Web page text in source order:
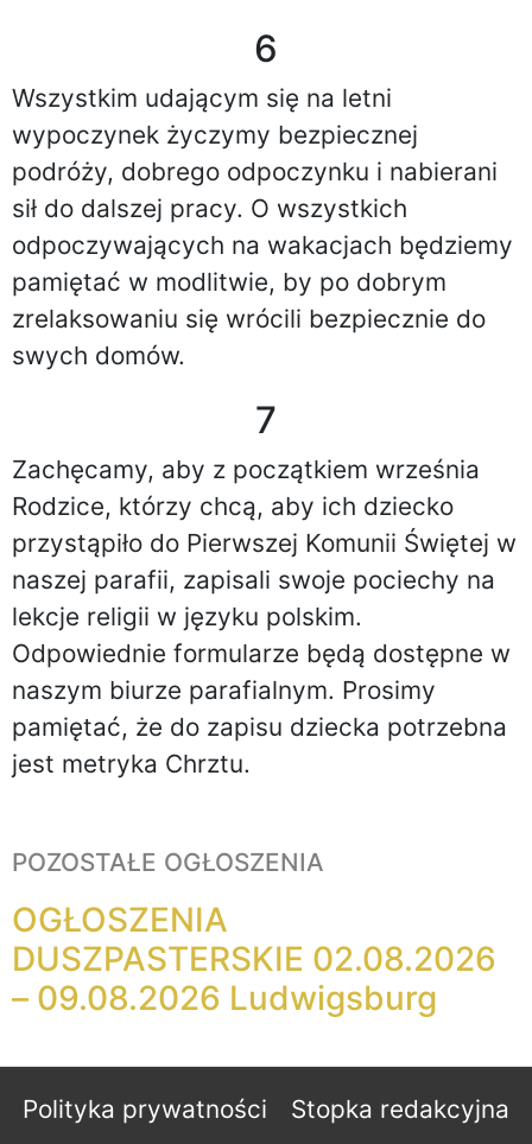
6
Wszystkim udającym się na letni
wypoczynek życzymy bezpiecznej
podróży, dobrego odpoczynku i nabierani
sił do dalszej pracy. O wszystkich
odpoczywających na wakacjach będziemy
pamiętać w modlitwie, by po dobrym
zrelaksowaniu się wrócili bezpiecznie do
swych domów.
7
Zachęcamy, aby z początkiem września
Rodzice, którzy chcą, aby ich dziecko
przystąpiło do Pierwszej Komunii Świętej w
naszej parafii, zapisali swoje pociechy na
lekcje religii w języku polskim.
Odpowiednie formularze będą dostępne w
naszym biurze parafialnym. Prosimy
pamiętać, że do zapisu dziecka potrzebna
jest metryka Chrztu.
POZOSTAŁE OGŁOSZENIA
OGŁOSZENIA
DUSZPASTERSKIE 02.08.2026
– 09.08.2026 Ludwigsburg
Polityka prywatności Stopka redakcyjna